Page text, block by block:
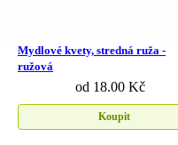
Mydlové kvety, stredná ruža -
ružová
od 18.00 Kč
Koupit